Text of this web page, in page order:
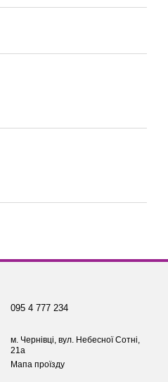
095 4 777 234
м. Чернівці, вул. Небесної Сотні,
21а
Мапа проїзду